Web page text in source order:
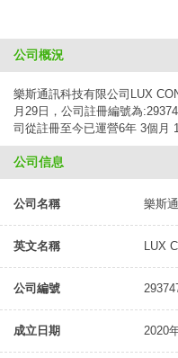
公司概況
樂斯通訊科技有限公司LUX
月29日，公司註冊編號為
司從註冊至今已運營6年 3個月
公司信息
公司名稱 樂斯
英文名稱 LUX
公司編號
成立日期 2020